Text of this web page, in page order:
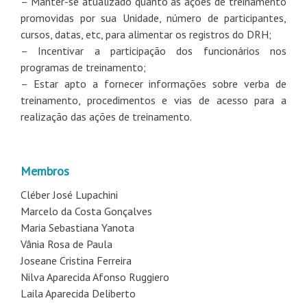
promovidas por sua Unidade, número de participantes,
cursos, datas, etc, para alimentar os registros do DRH;
– Incentivar a participação dos funcionários nos
programas de treinamento;
– Estar apto a fornecer informações sobre verba de
treinamento, procedimentos e vias de acesso para a
realização das ações de treinamento.
Membros
Cléber José Lupachini
Marcelo da Costa Gonçalves
Maria Sebastiana Yanota
Vânia Rosa de Paula
Joseane Cristina Ferreira
Nilva Aparecida Afonso Ruggiero
Laila Aparecida Deliberto